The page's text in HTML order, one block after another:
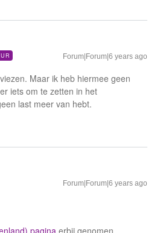
Forum|Forum|6 years ago
Maar ik heb hiermee geen
iets om te zetten in het
last meer van hebt.
Forum|Forum|6 years ago
pagina erbij genomen.